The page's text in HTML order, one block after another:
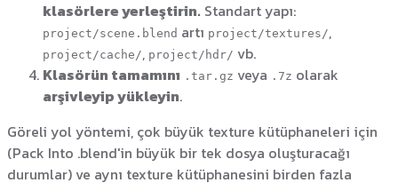
klasörlere yerleştirin. Standart yapı:
project/scene.blend artı project/textures/,
project/cache/, project/hdr/ vb.
Klasörün tamamını .tar.gz veya .7z olarak
arşivleyip yükleyin.
Göreli yol yöntemi, çok büyük texture kütüphaneleri için
(Pack Into .blend'in büyük bir tek dosya oluşturacağı
durumlar) ve aynı texture kütüphanesini birden fazla